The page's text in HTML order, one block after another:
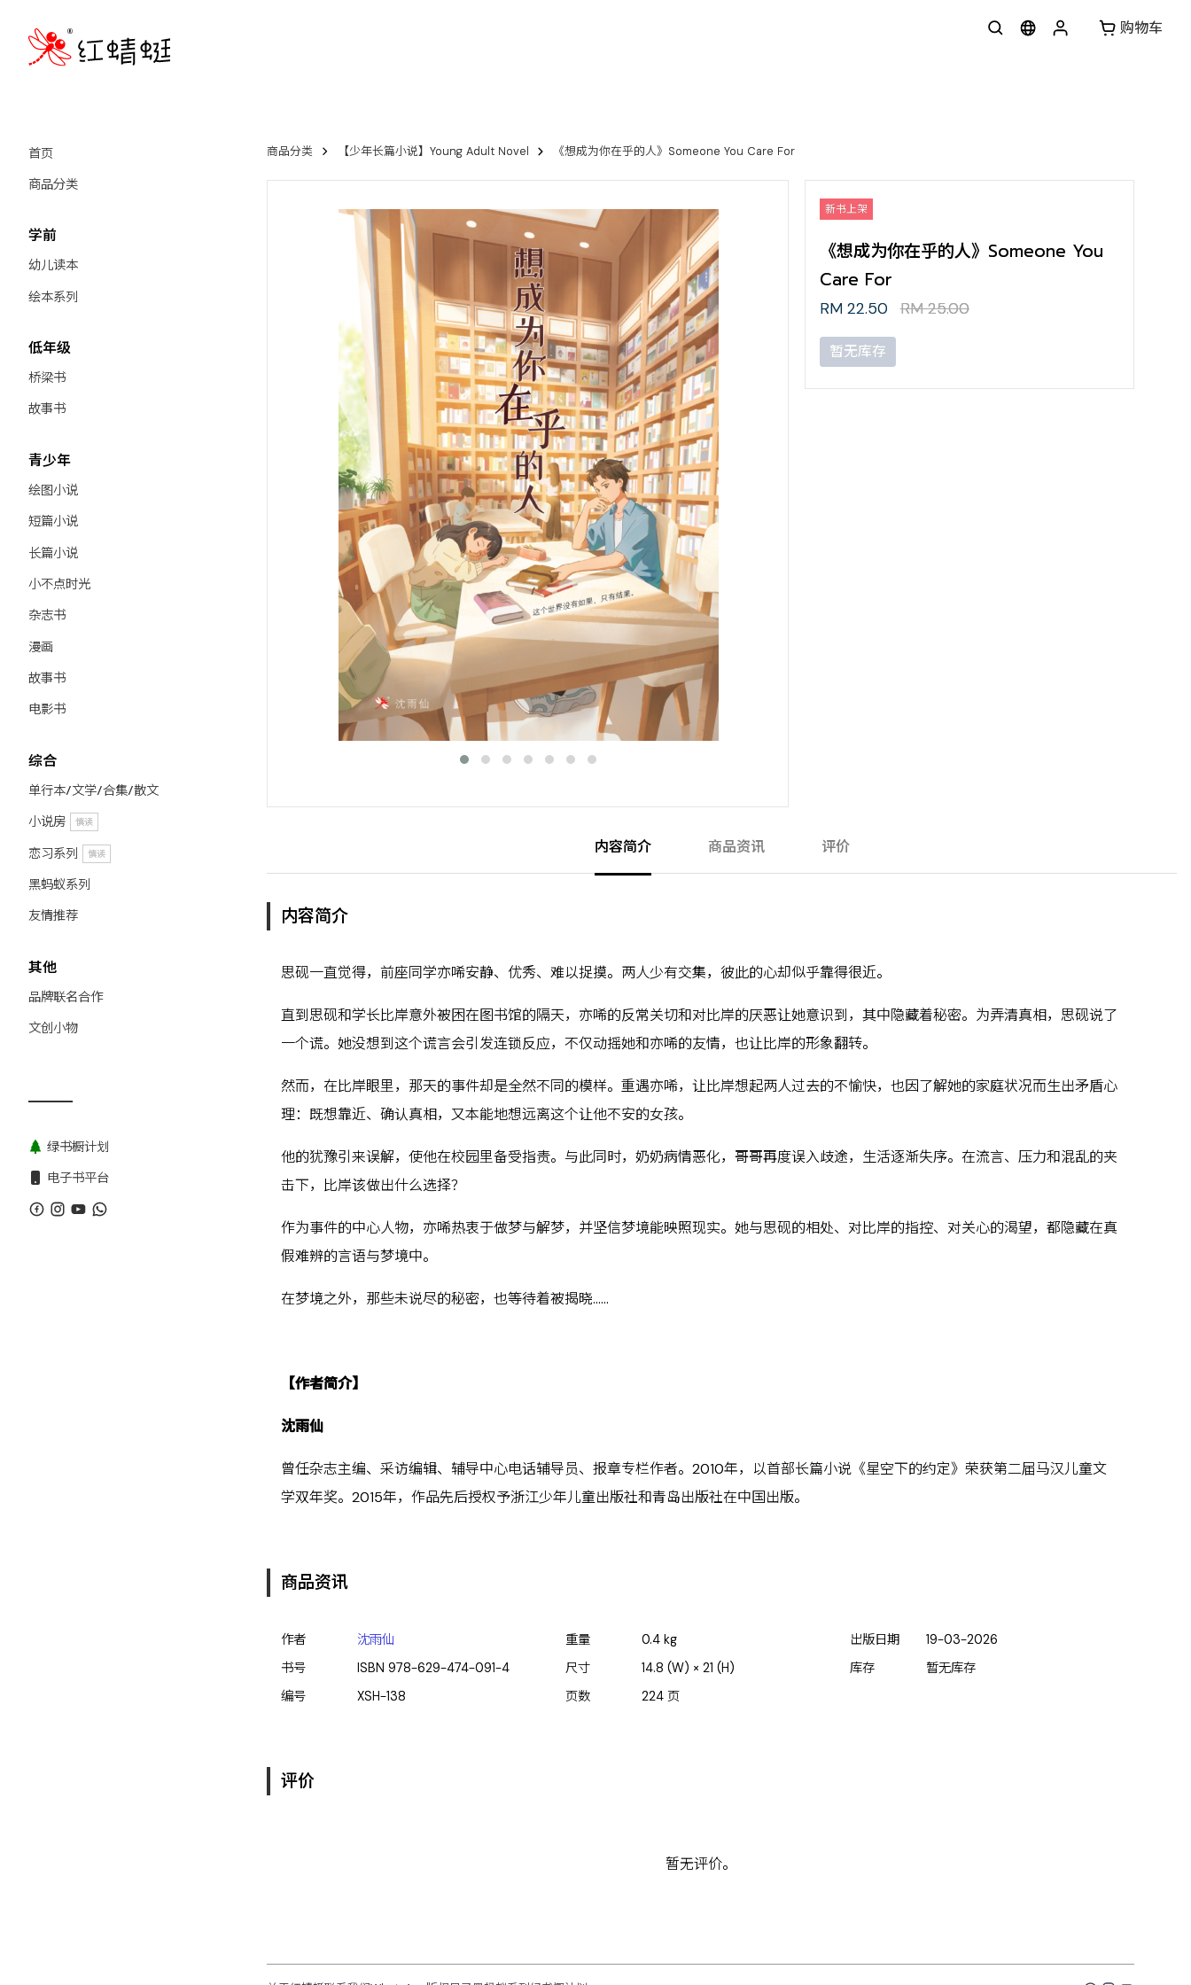
购物车
首页
商品分类
学前
幼儿读本
绘本系列
低年级
桥梁书
故事书
青少年
绘图小说
短篇小说
长篇小说
小不点时光
杂志书
漫画
故事书
电影书
综合
单行本/文学/合集/散文
小说房
慎读
恋习系列 慎读
黑蚂蚁系列
友情推荐
其他
品牌联名合作
文创小物
绿书橱计划
电子书平台
商品分类 【少年长篇小说】Young Adult Novel 《想成为你在乎的人》Someone You Care For
新书上架
《想成为你在乎的人》Someone You
Care For
RM 22.50 RM 25.00
暂无库存
内容简介 商品资讯 评价
内容简介
思砚一直觉得，前座同学亦唏安静、优秀、难以捉摸。两人少有交集，彼此的心却似乎靠得很近。
直到思砚和学长比岸意外被困在图书馆的隔天，亦唏的反常关切和对比岸的厌恶让她意识到，其中隐藏着秘密。为弄清真相，思砚说了
一个谎。她没想到这个谎言会引发连锁反应，不仅动摇她和亦唏的友情，也让比岸的形象翻转。
然而，在比岸眼里，那天的事件却是全然不同的模样。重遇亦唏，让比岸想起两人过去的不愉快，也因了解她的家庭状况而生出矛盾心
理：既想靠近、确认真相，又本能地想远离这个让他不安的女孩。
他的犹豫引来误解，使他在校园里备受指责。与此同时，奶奶病情恶化，哥哥再度误入歧途，生活逐渐失序。在流言、压力和混乱的夹
击下，比岸该做出什么选择？
作为事件的中心人物，亦唏热衷于做梦与解梦，并坚信梦境能映照现实。她与思砚的相处、对比岸的指控、对关心的渴望，都隐藏在真
假难辨的言语与梦境中。
在梦境之外，那些未说尽的秘密，也等待着被揭晓……
【作者简介】
沈雨仙
曾任杂志主编、采访编辑、辅导中心电话辅导员、报章专栏作者。2010年，以首部长篇小说《星空下的约定》荣获第二届马汉儿童文
学双年奖。2015年，作品先后授权予浙江少年儿童出版社和青岛出版社在中国出版。
商品资讯
作者
沈雨仙
书号
ISBN978-629-474-091-4
编号
XSH-138
重量 0.4 kg
尺寸
14.8 (W) × 21 (H)
页数
224 页
出版日期
19-03-2026
库存
暂无库存
评价
暂无评价。